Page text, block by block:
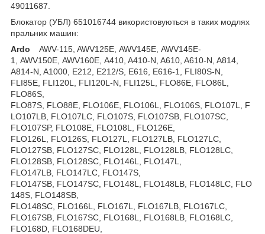
49011687.
Блокатор (УБЛ) 651016744 використовуються в таких модлях
пральних машин:
Ardo AWV-115, AWV125E, AWV145E, AWV145E-
1, AWV150E, AWV160E, A410, A410-N, A610, A610-N, A814,
A814-N, A1000, E212, E212/S, E616, E616-1, FLI80S-N,
FLI85E, FLI120L, FLI120L-N, FLI125L, FLO86E, FLO86L,
FLO86S,
FLO87S, FLO88E, FLO106E, FLO106L, FLO106S, FLO107L, F
LO107LB, FLO107LC, FLO107S, FLO107SB, FLO107SC,
FLO107SP, FLO108E, FLO108L, FLO126E,
FLO126L, FLO126S, FLO127L, FLO127LB, FLO127LC,
FLO127SB, FLO127SC, FLO128L, FLO128LB, FLO128LC,
FLO128SB, FLO128SC, FLO146L, FLO147L,
FLO147LB, FLO147LC, FLO147S,
FLO147SB, FLO147SC, FLO148L, FLO148LB, FLO148LC, FLO
148S, FLO148SB,
FLO148SC, FLO166L, FLO167L, FLO167LB, FLO167LC,
FLO167SB, FLO167SC, FLO168L, FLO168LB, FLO168LC,
FLO168D, FLO168DEU,